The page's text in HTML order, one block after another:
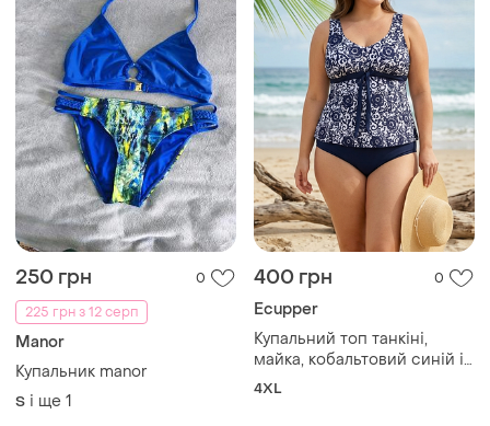
250 грн
0
225 грн з 12 серп
Manor
Купальник manor
S і ще 1
400 грн 0
Ecupper
Купальний топ танкіні,
майка, кобальтовий синій і
білий квітковий принт,
4XL